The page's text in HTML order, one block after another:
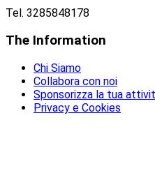
Tel. 3285848178
The Information
Chi Siamo
Collabora con noi
Sponsorizza la tua
Privacy e Cookies